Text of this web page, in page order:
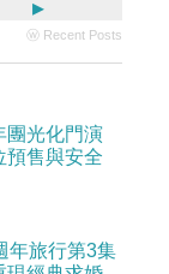
▸
ⓦ Recent Posts
團光化門演
預售與安全
年旅行第3集